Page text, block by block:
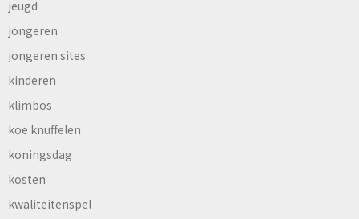
jeugd
jongeren
jongeren sites
kinderen
klimbos
koe knuffelen
koningsdag
kosten
kwaliteitenspel